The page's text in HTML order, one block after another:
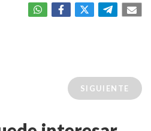
SIGUIENTE